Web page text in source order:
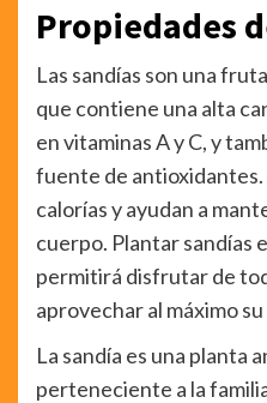
Propiedades
Las sandías son una
que contiene una alta
en vitaminas A y C, y
fuente de antioxidantes.
calorías y ayudan a
cuerpo. Plantar sandías
permitirá disfrutar de
aprovechar al máximo
La sandía es una planta
perteneciente a la